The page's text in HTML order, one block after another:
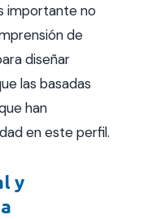
importante no
de
diseñar
las basadas
han
en este perfil.
y